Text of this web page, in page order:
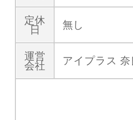
定休
日
無し
運営
会社
アイプラス 奈